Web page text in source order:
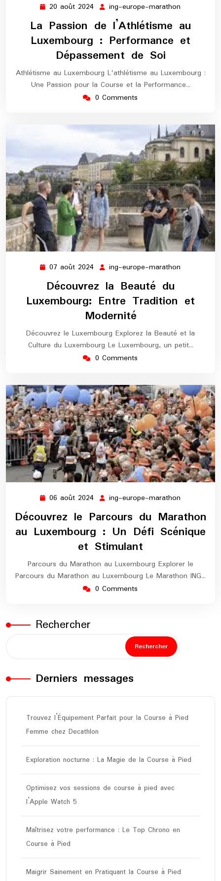
20 août 2024 20
août
2024
ing-europe-marathon
marathon
La Passion de l’Athlétisme au
Luxembourg : Performance et
Dépassement de Soi
Athlétisme au Luxembourg L'athlétisme au Luxembourg :
Une Passion pour la Course et la Performance…
0 Comments
07 août 2024 07
août
2024
ing-europe-marathon
Découvrez la Beauté du
Luxembourg: Entre Tradition et
Modernité
Découvrez le Luxembourg Explorez la Beauté et la
Culture du Luxembourg Le Luxembourg, un petit…
0 Comments
06 août 2024 06
août
2024
ing-europe-marathon
europe-
marathon
Découvrez le Parcours du Marathon
au Luxembourg : Un Défi Scénique
et Stimulant
Parcours du Marathon au Luxembourg Explorer le
Parcours du Marathon au Luxembourg Le Marathon ING…
0 Comments
Rechercher
Rechercher
Derniers messages
Trouvez l’Équipement Parfait pour la Course à Pied
Femme chez Decathlon
Exploration nocturne : La Magie de la Course à Pied
Optimisez vos sessions de course à pied avec
l’Apple Watch 5
Maîtrisez votre performance : Le Top Chrono en
Course à Pied
Maigrir Sainement en Pratiquant la Course à Pied